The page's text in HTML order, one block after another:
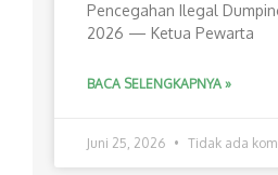
Pencegahan Ilegal
2026 — Ketua Pewarta
BACA SELENGKAPNYA »
Juni 25, 2026 Tidak ada